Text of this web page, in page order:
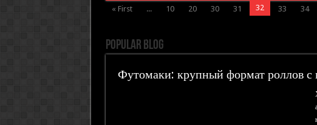
« First ... 10 20 30 31 32 33 34
Popular Blog
Футомаки: крупный формат роллов